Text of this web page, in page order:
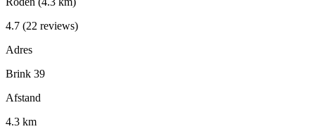
4.7 (22 reviews)
Adres
Brink 39
Afstand
4.3 km